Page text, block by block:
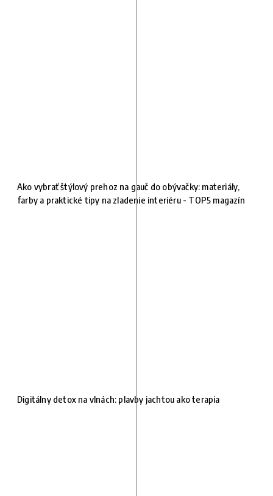
Ako vybrať štýlový prehoz na gauč do obývačky: materiály,
farby a praktické tipy na zladenie interiéru - TOP5 magazín
Digitálny detox na vlnách: plavby jachtou ako terapia